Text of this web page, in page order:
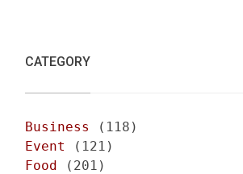
CATEGORY
Business
(118)
Event
(121)
Food (201)